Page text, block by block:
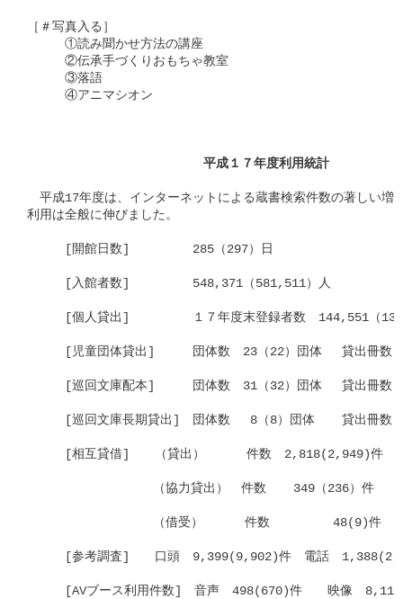
［＃写真入る］
①読み聞かせ方法の講座
②伝承手づくりおもちゃ教室
③落語
④アニマシオン
平成１７年度利用統計
平成17年度は、インターネットによる蔵書検索件数の著しい増
利用は全般に伸びました。
[開館日数]　　　　　285（297）日
[入館者数]　　　　　548,371（581,511）人
[個人貸出]　　　　　１７年度末登録者数　144,551（
[児童団体貸出]　　　団体数　23（22）団体　 貸出冊数
[巡回文庫配本]　　　団体数　31（32）団体　 貸出冊数
[巡回文庫長期貸出]　団体数　 8（8）団体　  貸出冊
[相互貸借]　　（貸出）　    件数　2,818(2,949)件
（協力貸出）　件数　  349（236）件　 冊数
（借受）　    件数　       48(9)件　 冊
[参考調査]　　口頭　9,399(9,902)件　電話　
[AVブース利用件数]　音声　498(670)件　　映像　